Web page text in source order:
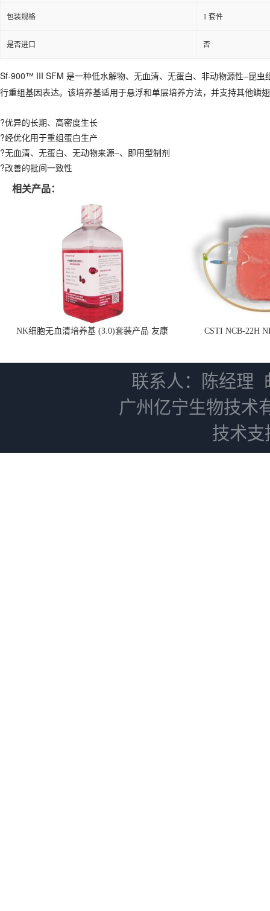
包装规格 1 套件
是否进口 否
Sf-900™ III SFM 是一种低水解物、无血清、无蛋白、非动物源性–昆虫
行重组基因表达。该培养基适用于悬浮和单层培养方法，并支持其他
?优异的长期、高密度生长
?经优化用于重组蛋白生产
?无血清、无蛋白、无动物来源–、即用型制剂
?改善的批间一致性
相关产品：
NK细胞无血清培养基 (3.0)套装产品 友康
CSTI NCB-22H
联系人：陈经理
广州亿宁生物技术
技术